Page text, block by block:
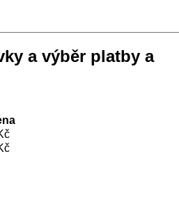
a výběr platby a